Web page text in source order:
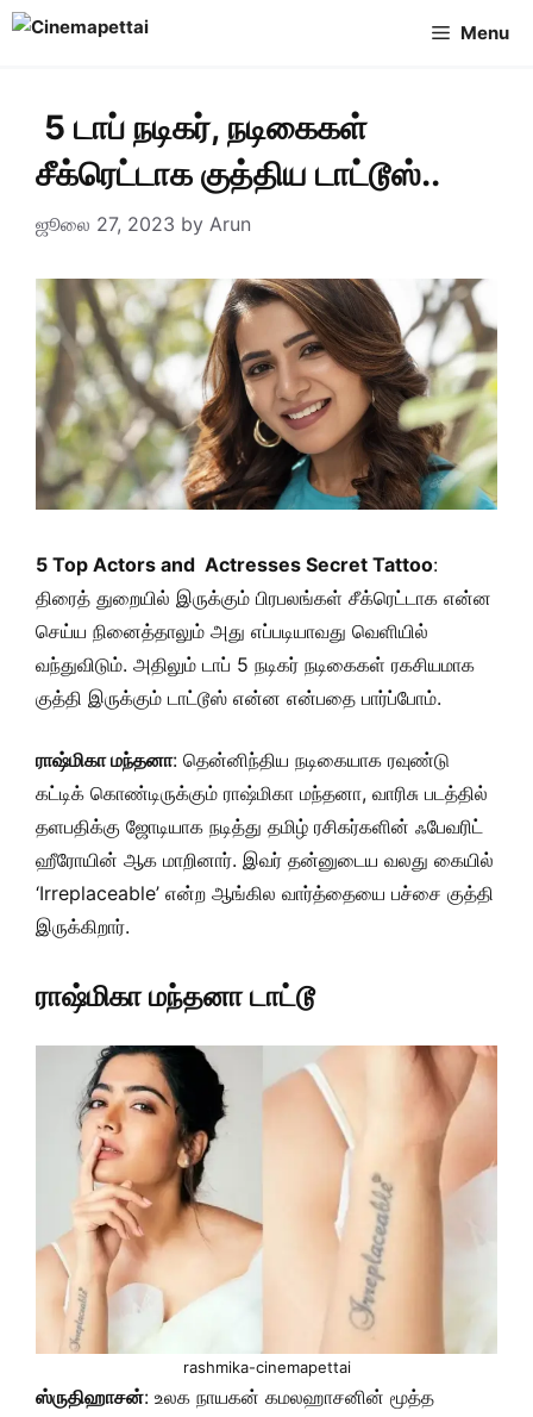
Skip
Menu
5 டாப் நடிகர், நடிகைகள்
சீக்ரெட்டாக குத்திய டாட்டூஸ்..
ஜூலை 27, 2023 by Arun
5 Top Actors and Actresses Secret Tattoo:
திரைத் துறையில் இருக்கும் பிரபலங்கள் சீக்ரெட்டாக என்ன
செய்ய நினைத்தாலும் அது எப்படியாவது வெளியில்
வந்துவிடும். அதிலும் டாப் 5 நடிகர் நடிகைகள் ரகசியமாக
குத்தி இருக்கும் டாட்டூஸ் என்ன என்பதை பார்ப்போம்.
ராஷ்மிகா மந்தனா: தென்னிந்திய நடிகையாக ரவுண்டு
கட்டிக் கொண்டிருக்கும் ராஷ்மிகா மந்தனா, வாரிசு படத்தில்
தளபதிக்கு ஜோடியாக நடித்து தமிழ் ரசிகர்களின் ஃபேவரிட்
ஹீரோயின் ஆக மாறினார். இவர் தன்னுடைய வலது கையில்
‘Irreplaceable’ என்ற ஆங்கில வார்த்தையை பச்சை குத்தி
இருக்கிறார்.
ராஷ்மிகா மந்தனா டாட்டூ
rashmika-cinemapettai
ஸ்ருதிஹாசன்: உலக நாயகன் கமலஹாசனின் மூத்த